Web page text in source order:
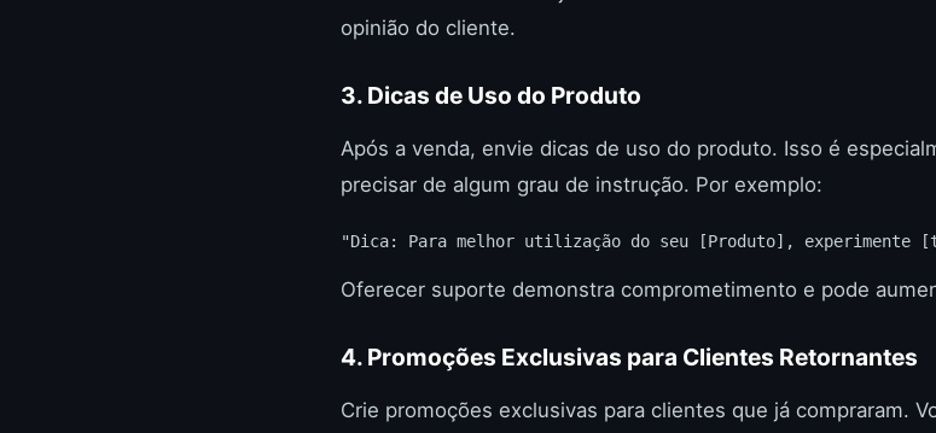
opinião do cliente.
3. Dicas de Uso do Produto
Após a venda, envie dicas de uso do produto. Isso é
precisar de algum grau de instrução. Por exemplo:
"Dica: Para melhor utilização do seu [Produto], experimente
Oferecer suporte demonstra comprometimento e pode
4. Promoções Exclusivas para Clientes Retornantes
Crie promoções exclusivas para clientes que já compraram.